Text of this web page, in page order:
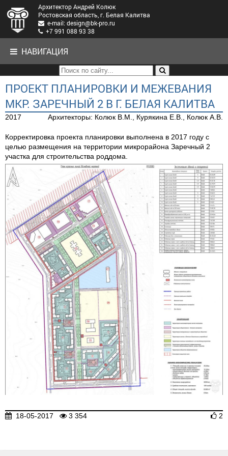
Архитектор Андрей Колюк
Ростовская область, г. Белая Калитва
e-mail: design@bk-pro.ru
+7 991 088 93 38
НАВИГАЦИЯ
ПРОЕКТ ПЛАНИРОВКИ И МЕЖЕВАНИЯ
МКР. ЗАРЕЧНЫЙ 2 В Г. БЕЛАЯ КАЛИТВА
2017 Архитекторы: Колюк В.М., Курякина Е.В., Колюк А.В.
Корректировка проекта планировки выполнена в 2017 году с
целью размещения на территории микрорайона Заречный 2
участка для строительства роддома.
18-05-2017 3 354 2